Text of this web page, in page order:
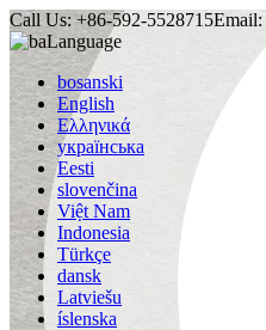
Call Us: +86-592-5528715Email:
Language
bosanski
English
Ελληνικά
українська
Eesti
slovenčina
Việt Nam
Indonesia
Türkçe
dansk
Latviešu
íslenska